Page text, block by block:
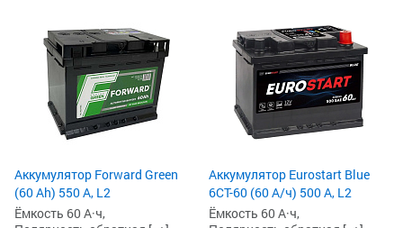
Аккумулятор Forward Green
(60 Ah) 550 А, L2
Ёмкость 60 А·ч,
Аккумулятор Eurostart Blue
6CT-60 (60 А/ч) 500 А, L2
Ёмкость 60 А·ч,